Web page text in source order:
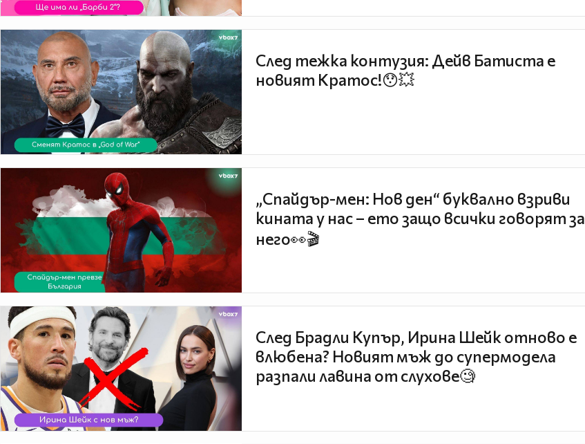
След тежка контузия: Дейв Батиста е
новият Кратос!😯💥
„Спайдър-мен: Нов ден“ буквално взриви
кината у нас – ето защо всички говорят за
него👀🎬
След Брадли Купър, Ирина Шейк отново е
влюбена? Новият мъж до супермодела
разпали лавина от слухове🧐